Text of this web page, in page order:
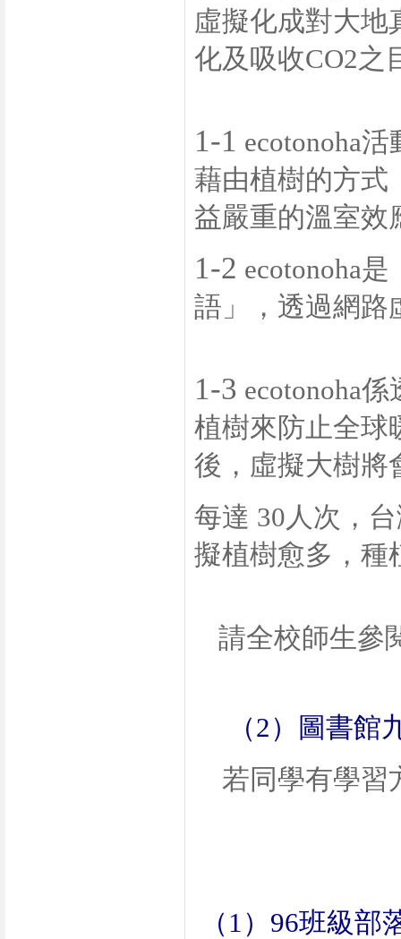
虛擬化成對大地
化及吸收CO2之
1-1 ecotonoha活
藉由植樹的方式
益嚴重的溫室效
1-2 ecotonoha是
語」，透過網路
1-3 ecotonoha係
植樹來防止全球
後，虛擬大樹
每達 30人次，
擬植樹愈多，種
請全校師生參
（2 ）圖書館
若同學有學習
（ 1 ） 96班級部